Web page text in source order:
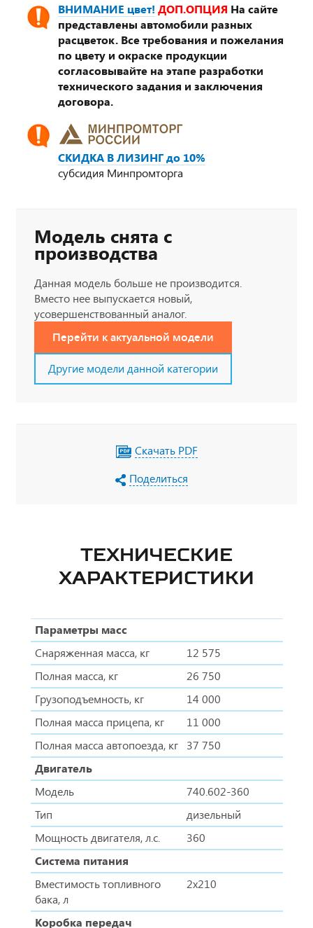
ВНИМАНИЕ цвет! ДОП.ОПЦИЯ На сайте
представлены автомобили разных
расцветок. Все требования и пожелания
по цвету и окраске продукции
согласовывайте на этапе разработки
технического задания и заключения
договора.
СКИДКА В ЛИЗИНГ до 10%
субсидия Минпромторга
Модель снята с
производства
Данная модель больше не производится.
Вместо нее выпускается новый,
усовершенствованный аналог.
Перейти к актуальной модели
Другие модели данной категории
Скачать PDF
Поделиться
ТЕХНИЧЕСКИЕ
ХАРАКТЕРИСТИКИ
Параметры масс
Снаряженная масса, кг
12 575
Полная масса, кг
26 750
Грузоподъемность, кг
14 000
Полная масса прицепа, кг
11 000
Полная масса автопоезда, кг
37 750
Двигатель
Модель
740.602-360
Тип
дизельный
Мощность двигателя, л.с.
360
Система питания
Вместимость топливного
бака, л
2х210
Коробка передач